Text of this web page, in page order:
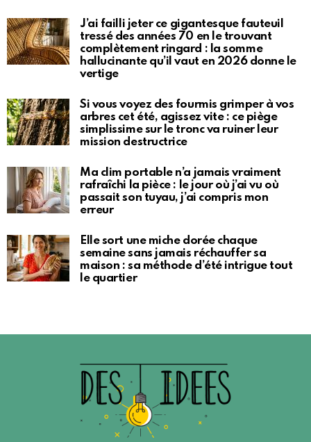
J’ai failli jeter ce gigantesque fauteuil
tressé des années 70 en le trouvant
complètement ringard : la somme
hallucinante qu’il vaut en 2026 donne le
vertige
Si vous voyez des fourmis grimper à vos
arbres cet été, agissez vite : ce piège
simplissime sur le tronc va ruiner leur
mission destructrice
Ma clim portable n’a jamais vraiment
rafraîchi la pièce : le jour où j’ai vu où
passait son tuyau, j’ai compris mon
erreur
Elle sort une miche dorée chaque
semaine sans jamais réchauffer sa
maison : sa méthode d’été intrigue tout
le quartier